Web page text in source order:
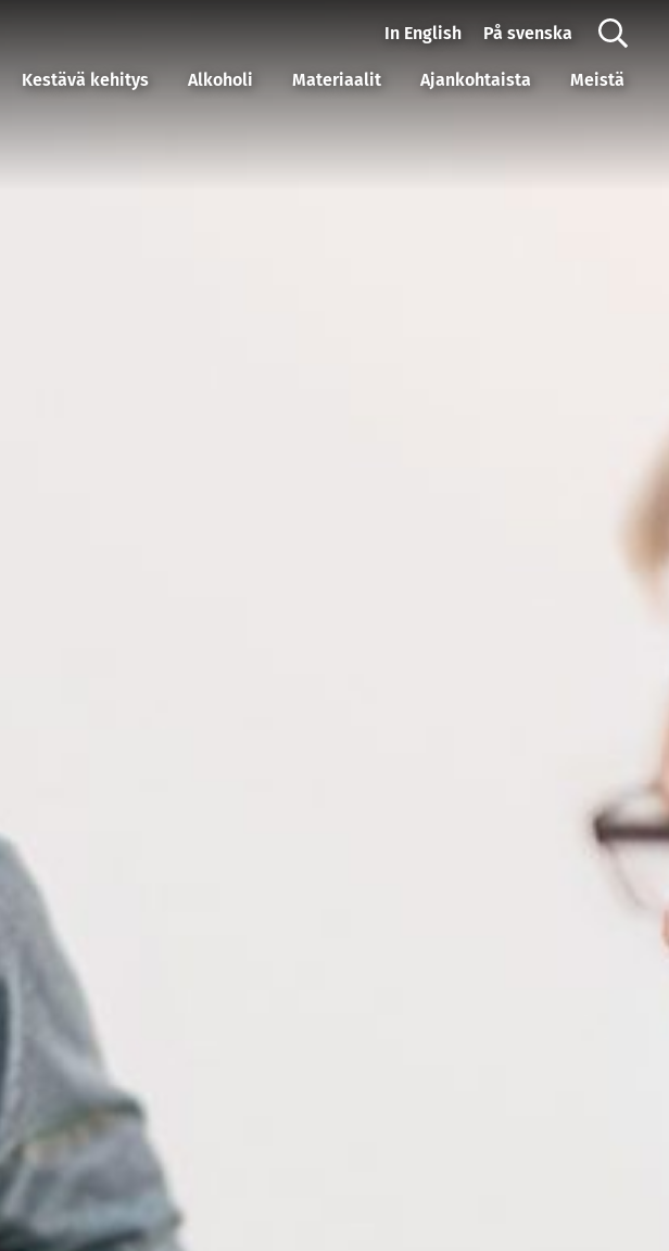
Kestävä kehitys Alkoholi Materiaalit Ajankohtaista Meistä
In English På svenska